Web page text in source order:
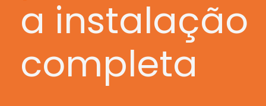
a instalação
completa